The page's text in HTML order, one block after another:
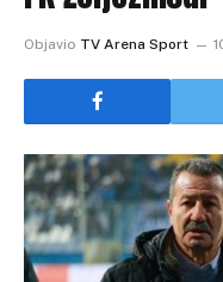
Objavio TV Arena Sport